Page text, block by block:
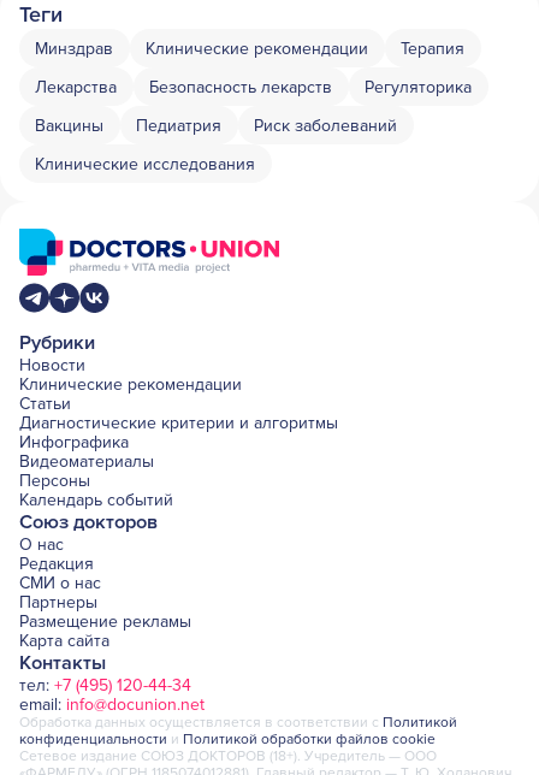
Теги
Минздрав Клинические рекомендации
Терапия
Лекарства
Безопасность лекарств
Регуляторика
Вакцины
Педиатрия
Риск заболеваний
Клинические исследования
Рубрики
Новости
Клинические рекомендации
Статьи
Диагностические критерии и алгоритмы
Инфографика
Видеоматериалы
Персоны
Календарь событий
Союз докторов
О нас
Редакция
СМИ о нас
Партнеры
Размещение рекламы
Карта сайта
Контакты
тел: +7 (495) 120-44-34
email: info@docunion.net
Обработка данных осуществляется в соответствии с Политикой
конфиденциальности и Политикой обработки файлов cookie
Сетевое издание СОЮЗ ДОКТОРОВ (18+). Учредитель — ООО